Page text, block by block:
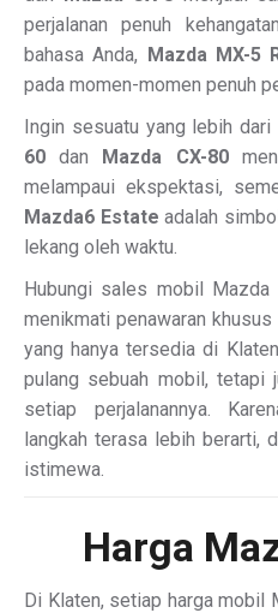
perjalanan penuh
bahasa Anda, Mazda MX-5
pada momen-momen penuh
Ingin sesuatu yang lebih dari
60 dan Mazda CX-80
melampaui ekspektasi,
Mazda6 Estate adalah
lekang oleh waktu.
Hubungi sales mobil Mazda
menikmati penawaran
yang hanya tersedia di
pulang sebuah mobil, tetapi
setiap perjalanannya.
langkah terasa lebih berarti,
istimewa.
Harga
Di Klaten, setiap harga mobil